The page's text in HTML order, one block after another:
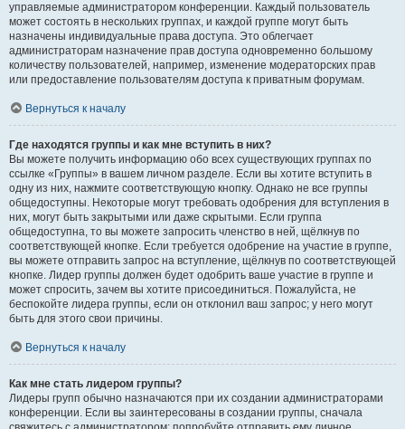
управляемые администратором конференции. Каждый пользователь
может состоять в нескольких группах, и каждой группе могут быть
назначены индивидуальные права доступа. Это облегчает
администраторам назначение прав доступа одновременно большому
количеству пользователей, например, изменение модераторских прав
или предоставление пользователям доступа к приватным форумам.
Вернуться к началу
Где находятся группы и как мне вступить в них?
Вы можете получить информацию обо всех существующих группах по
ссылке «Группы» в вашем личном разделе. Если вы хотите вступить в
одну из них, нажмите соответствующую кнопку. Однако не все группы
общедоступны. Некоторые могут требовать одобрения для вступления в
них, могут быть закрытыми или даже скрытыми. Если группа
общедоступна, то вы можете запросить членство в ней, щёлкнув по
соответствующей кнопке. Если требуется одобрение на участие в группе,
вы можете отправить запрос на вступление, щёлкнув по соответствующей
кнопке. Лидер группы должен будет одобрить ваше участие в группе и
может спросить, зачем вы хотите присоединиться. Пожалуйста, не
беспокойте лидера группы, если он отклонил ваш запрос; у него могут
быть для этого свои причины.
Вернуться к началу
Как мне стать лидером группы?
Лидеры групп обычно назначаются при их создании администраторами
конференции. Если вы заинтересованы в создании группы, сначала